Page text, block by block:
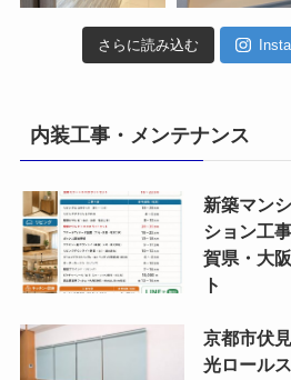
さらに読み込む
内装工事・メンテナンス
新築マン
ション工
賀県・大
ト
京都市伏
光ロール